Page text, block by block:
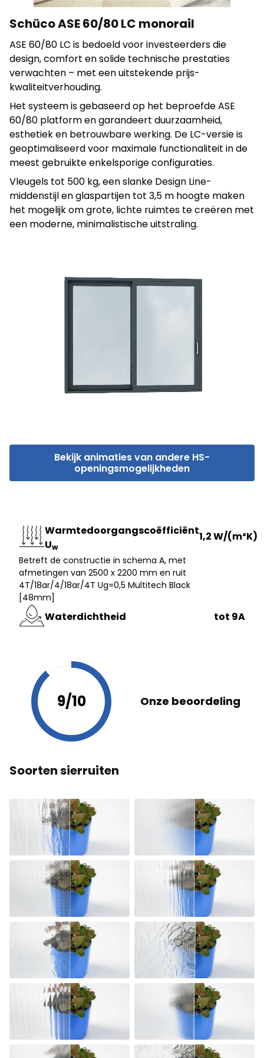
Schüco ASE 60/80 LC monorail
ASE 60/80 LC is bedoeld voor investeerders die
design, comfort en solide technische prestaties
verwachten – met een uitstekende prijs-
kwaliteitverhouding.
Het systeem is gebaseerd op het beproefde ASE
60/80 platform en garandeert duurzaamheid,
esthetiek en betrouwbare werking. De LC-versie is
geoptimaliseerd voor maximale functionaliteit in de
meest gebruikte enkelsporige configuraties.
Vleugels tot 500 kg, een slanke Design Line-
middenstijl en glaspartijen tot 3,5 m hoogte maken
het mogelijk om grote, lichte ruimtes te creëren met
een moderne, minimalistische uitstraling.
Bekijk animaties van andere HS-
openingsmogelijkheden
Warmtedoorgangscoëfficiënt
Uw
Betreft de constructie in schema A, met
afmetingen van 2500 x 2200 mm en ruit
4T/18ar/4/18ar/4T Ug=0,5 Multitech Black
[48mm]
1,2 W/(m²K)
Waterdichtheid tot 9A
9/10 Onze beoordeling
Soorten sierruiten